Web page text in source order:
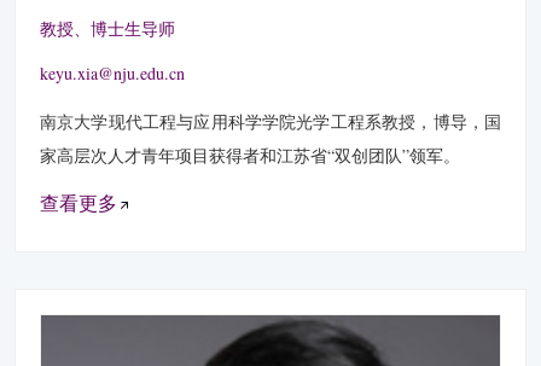
教授、博士生导师
keyu.xia@nju.edu.cn
南京大学现代工程与应用科学学院光学工程系教授，博导，国
家高层次人才青年项目获得者和江苏省“双创团队”领军。
查看更多